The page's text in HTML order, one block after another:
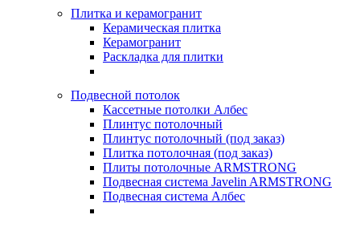
Плитка и керамогранит
Керамическая плитка
Керамогранит
Раскладка для плитки
Подвесной потолок
Кассетные потолки Албес
Плинтус потолочный
Плинтус потолочный (под заказ)
Плитка потолочная (под заказ)
Плиты потолочные ARMSTRONG
Подвесная система Javelin ARMSTRONG
Подвесная система Албес